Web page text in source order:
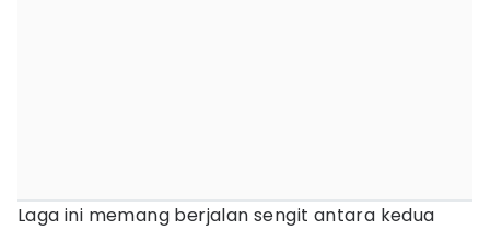
Laga ini memang berjalan sengit antara kedua